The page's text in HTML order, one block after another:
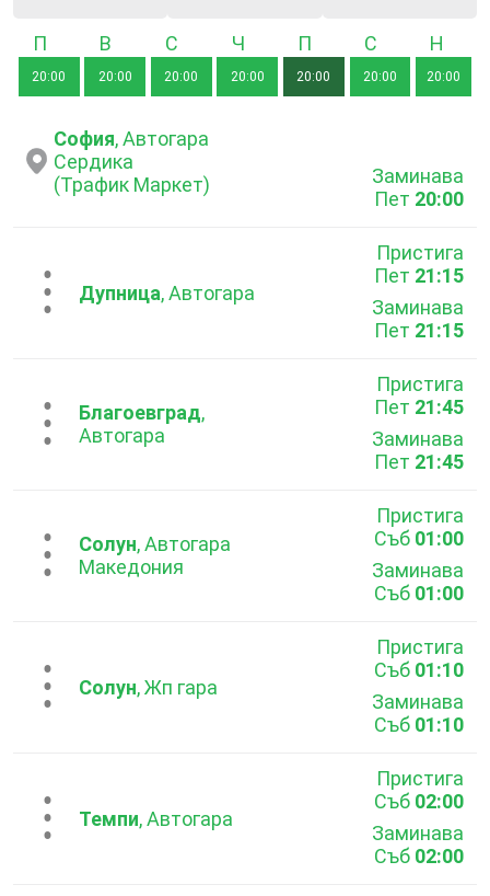
Понеделник
20:00
Вторник
20:00 20:00
Четвъртък
20:00 20:00
Събота
20:00 20:00
София, Автогара
Сердика
(Трафик Маркет)
Заминава
Пет 20:00
...Дупница, Автогара
Пристига
Пет 21:15
Заминава
Пет 21:15
...Благоевград,
Автогара
Пристига
Пет 21:45
Заминава
Пет 21:45
...Солун, Автогара
Македония
Пристига
Съб 01:00
Заминава
Съб 01:00
...Солун, Жп гара
Пристига
Съб 01:10
Заминава
Съб 01:10
...Темпи, Автогара
Пристига
Съб 02:00
Заминава
Съб 02:00